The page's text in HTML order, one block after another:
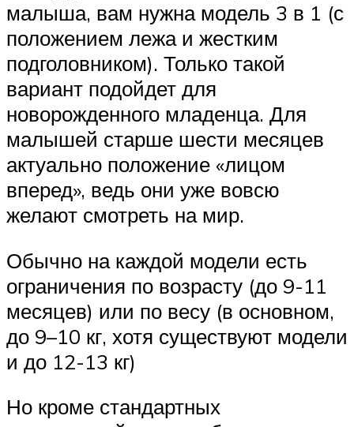
малыша, вам нужна модель 3 в 1 (с
положением лежа и жестким
подголовником). Только такой
вариант подойдет для
новорожденного младенца. Для
малышей старше шести месяцев
актуально положение «лицом
вперед», ведь они уже вовсю
желают смотреть на мир.
Обычно на каждой модели есть
ограничения по возрасту (до 9-11
месяцев) или по весу (в основном,
до 9–10 кг, хотя существуют модели
и до 12-13 кг)
Но кроме стандартных